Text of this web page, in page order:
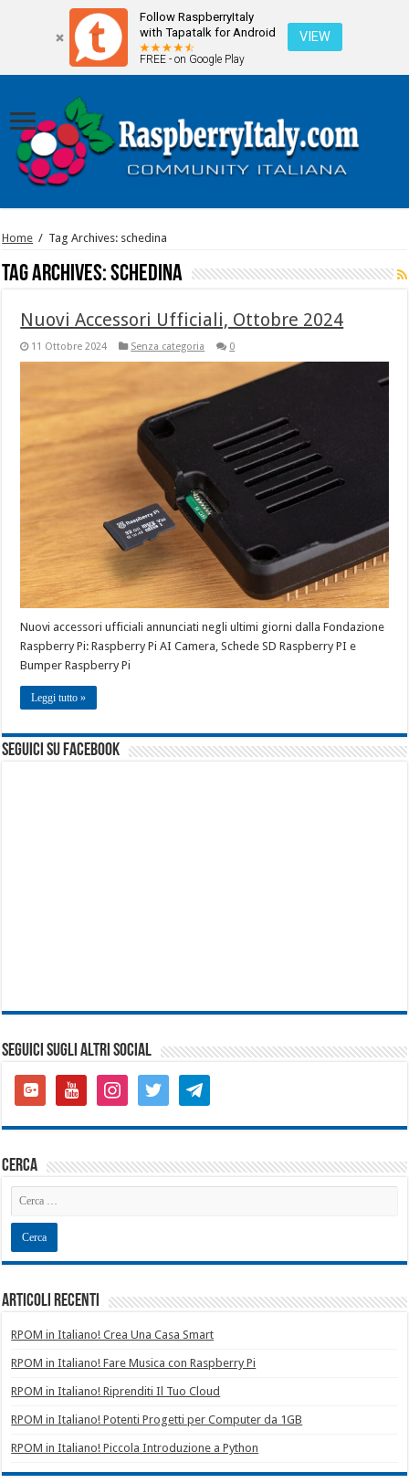
Follow RaspberryItaly
with Tapatalk for Android
FREE - on Google Play
VIEW
Home / Tag Archives: schedina
Tag Archives:schedina
Nuovi Accessori Ufficiali, Ottobre 2024
11 Ottobre 2024 Senza categoria 0
Nuovi accessori ufficiali annunciati negli ultimi giorni dalla Fondazione
Raspberry Pi: Raspberry Pi AI Camera, Schede SD Raspberry PI e
Bumper Raspberry Pi
Leggi tutto »
seguici su facebook
SEGUICI SUGLI ALTRI SOCIAL
google-
plus-
youtube instagramtwitter telegram
cerca
Articoli recenti
RPOM in Italiano! Crea Una Casa Smart
RPOM in Italiano! Fare Musica con Raspberry Pi
RPOM in Italiano! Riprenditi Il Tuo Cloud
RPOM in Italiano! Potenti Progetti per Computer da 1GB
RPOM in Italiano! Piccola Introduzione a Python